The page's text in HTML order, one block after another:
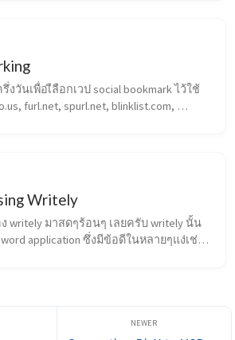
วันเพื่อเืลือกเวป social bookmark ไว้ใช้
furl.net, spurl.net, blinklist.com,
Writely
ง writely มาสดๆร้อนๆ เลยครับ writely นั้น
application ซึ่งมีข้อดีในหลายๆแง่เช่น